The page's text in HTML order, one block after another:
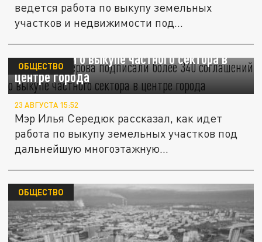
ведется работа по выкупу земельных
участков и недвижимости под...
Власти Кемерова подписали более 340
соглашений о выкупе частного сектора в
центре города
ОБЩЕСТВО
23 АВГУСТА 15:52
Мэр Илья Середюк рассказал, как идет
работа по выкупу земельных участков под
дальнейшую многоэтажную...
ОБЩЕСТВО